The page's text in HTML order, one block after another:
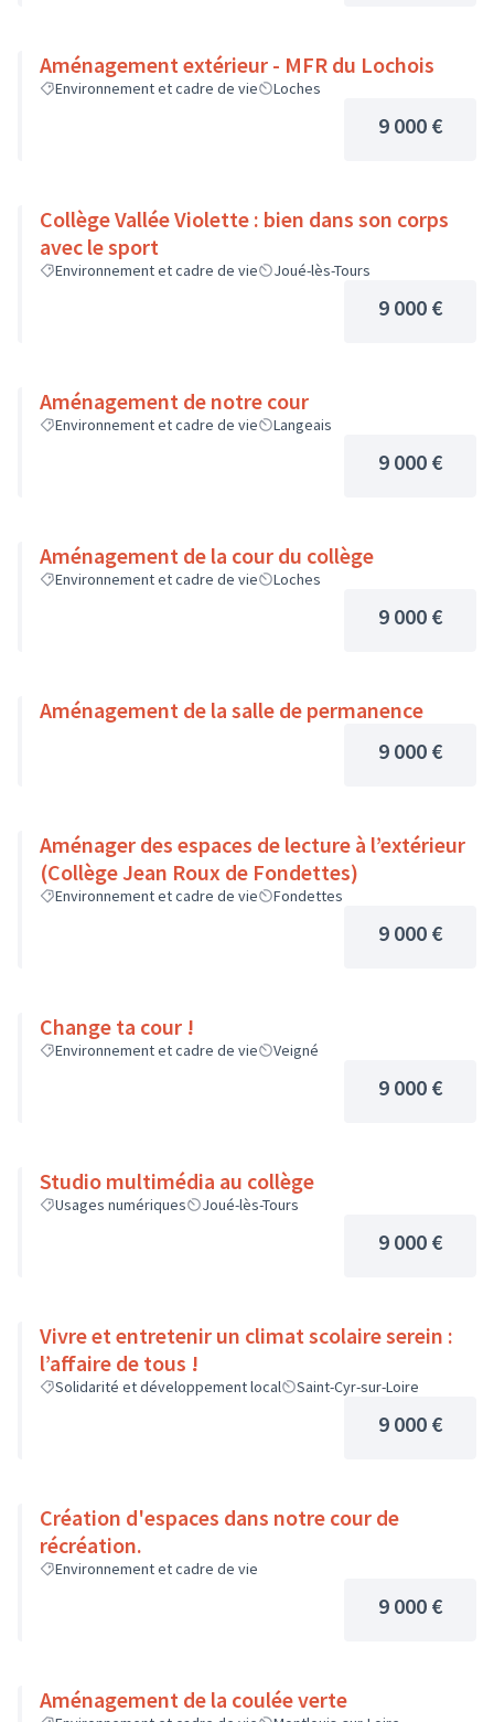
Aménagement extérieur - MFR du Lochois
Environnement et cadre de vie Loches
9 000 €
Collège Vallée Violette : bien dans son corps
avec le sport
Environnement et cadre de vie Joué-lès-Tours
9 000 €
Aménagement de notre cour
Environnement et cadre de vie Langeais
9 000 €
Aménagement de la cour du collège
Environnement et cadre de vie Loches
9 000 €
Aménagement de la salle de permanence
9 000 €
Aménager des espaces de lecture à l’extérieur
(Collège Jean Roux de Fondettes)
Environnement et cadre de vie Fondettes
9 000 €
Change ta cour !
Environnement et cadre de vie Veigné
9 000 €
Studio multimédia au collège
Usages numériques Joué-lès-Tours
9 000 €
Vivre et entretenir un climat scolaire serein :
l’affaire de tous !
Solidarité et développement local Saint-Cyr-sur-Loire
9 000 €
Création d'espaces dans notre cour de
récréation.
Environnement et cadre de vie
9 000 €
Aménagement de la coulée verte